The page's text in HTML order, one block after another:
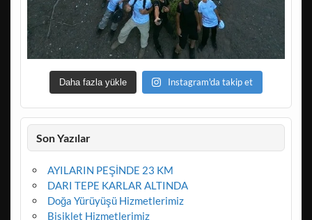
Daha fazla yükle Instagram'da takip et
Son Yazılar
AYILARIN PEŞİNDE 23 KM
DARI TEPE KARLAR ALTINDA
Doğa Yürüyüşü Hizmetlerimiz
Bisiklet Hizmetlerimiz